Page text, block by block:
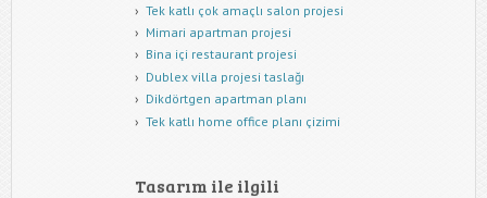
Tek katlı çok amaçlı salon projesi
Mimari apartman projesi
Bina içi restaurant projesi
Dublex villa projesi taslağı
Dikdörtgen apartman planı
Tek katlı home office planı çizimi
Tasarım ile ilgili